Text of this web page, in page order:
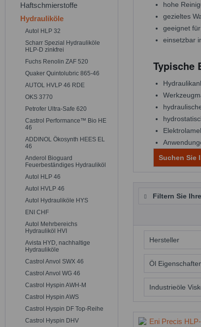
Haftschmierstoffe
Hydrauliköle
Autol HLP 32
Scharr Spezial Hydrauliköle
HLP-D zinkfrei
Fuchs Renolin ZAF 520
Quaker Quintolubric 865-46
AUTOL HVLP 46 RDE
OKS 3770
Petrofer Ultra-Safe 620
Castrol Performance™ Bio HE
46
ADDINOL Ökosynth HEES EL
46
Anderol Bioguard
Feuerbeständiges Hydrauliköl
Autol HLP 46
Autol HVLP 46
Autol Hydrauliköle HYS
ENI CHF
Autol Mehrbereichs
Hydrauliköl HVI
Avista HYD, nachhaltige
Hydrauliköle
Castrol Anvol SWX 46
Castrol Anvol WG 46
Castrol Hyspin AWH-M
Castrol Hyspin AWS
Castrol Hyspin DF Top-Reihe
Castrol Hyspin DHV
hohe
gezieltes
geeignet
einsetzbar
Typische
Suchen Sie
Filtern Sie
Hersteller
ENI
Öl
Zinkfrei
Industrieöle
46